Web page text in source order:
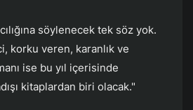
söylenecek tek söz yok.
korku veren, karanlık ve
ise bu yıl içerisinde
kitaplardan biri olacak."